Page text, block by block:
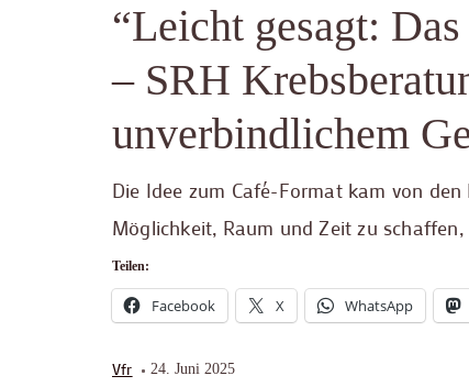
“Leicht gesagt:
– SRH
unverbindlichem
Die Idee zum Café-Format kam von
Möglichkeit, Raum und Zeit zu
Teilen:
Facebook X WhatsApp
Vfr 24. Juni 2025